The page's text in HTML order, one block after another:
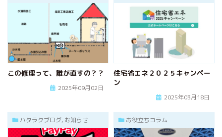
この修理って、誰が直すの？？
2025年09月02日
住宅省エネ２０２５キャンペー
ン
2025年03月18日
ハタラクブログ, お知らせ お役立ちコラム